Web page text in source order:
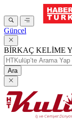
Güncel
BİRKAÇ KELİME
Ara